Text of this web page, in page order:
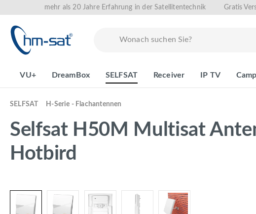
Zur Hauptnavigation springen
mehr als 20 Jahre Erfahrung in der Satellitentechnik Gratis
VU+ DreamBox SELFSAT Receiver IP TV
SELFSAT H-Serie - Flachantennen
Selfsat H50M Multisat
Hotbird
Bildergalerie überspringen